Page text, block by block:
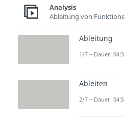
Weitere
zum Video
zum
In diesem
Learning
Thema
Analysis
Ableitung von
Ableitung
1/7 – Dauer:
Ableiten
2/7 – Dauer: